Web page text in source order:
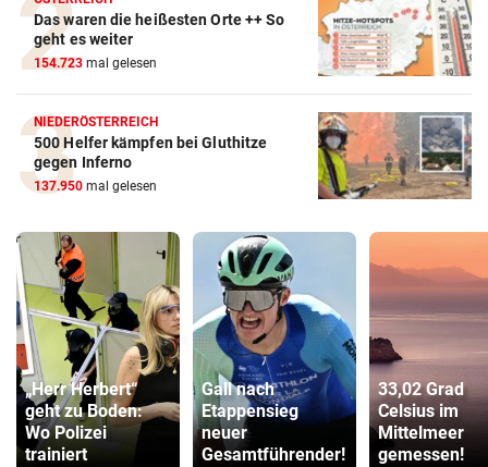
Das waren die heißesten Orte ++ So
geht es weiter
154.723 mal gelesen
NIEDERÖSTERREICH
500 Helfer kämpfen bei Gluthitze
gegen Inferno
137.950 mal gelesen
„Herr Herbert“
geht zu Boden:
Wo Polizei
trainiert
Gall nach
Etappensieg
neuer
Gesamtführender!
33,02 Grad
Celsius im
Mittelmeer
gemessen!